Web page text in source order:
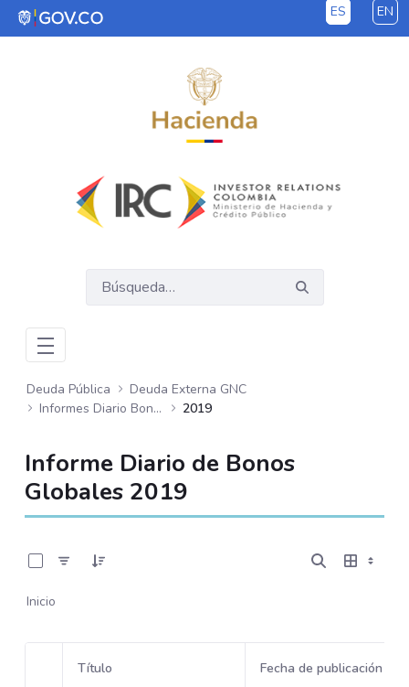
Saltar al contenido principal ES EN
Deuda Pública
Deuda Externa GNC
Informes Diario Bonos Globales
2019
Informe Diario de Bonos
Globales 2019
Inicio
Selección del elemento
Título Fecha de publicación